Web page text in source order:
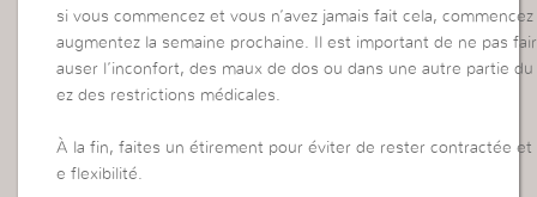
si vous commencez et vous n’avez jamais fait cela,
augmentez la semaine prochaine. Il est important de ne pas
auser l’inconfort, des maux de dos ou dans une autre partie
ez des restrictions médicales.
À la fin, faites un étirement pour éviter de rester contractée et
e flexibilité.